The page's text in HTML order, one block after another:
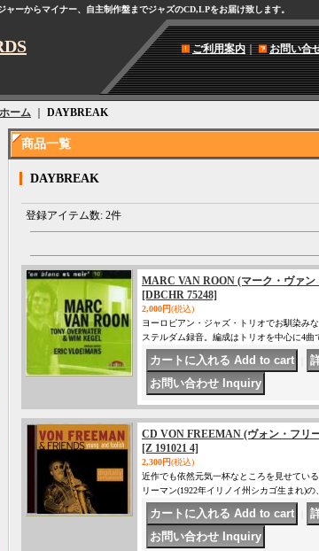
ャーからマイナー、自主制作盤までジャズのCD,LPをお届け致します。
ご利用案内｜ お問い合
ホーム DAYBREAK
商品一覧
DAYBREAK
登録アイテム数: 2件
MARC VAN ROON (マーク・ヴァン
[DBCHR 75248]
2,000円(税込)
ヨーロピアン・ジャズ・トリオでお馴染み
ステルダム録音。編成はトリオを中心に4
CD VON FREEMAN (ヴォン・フリ
[Z 191021 4]
2,300円(税込)
近作でも依然元気一杯なところを見せてい
リーマン(1922年イリノイ州シカゴ生まれ)